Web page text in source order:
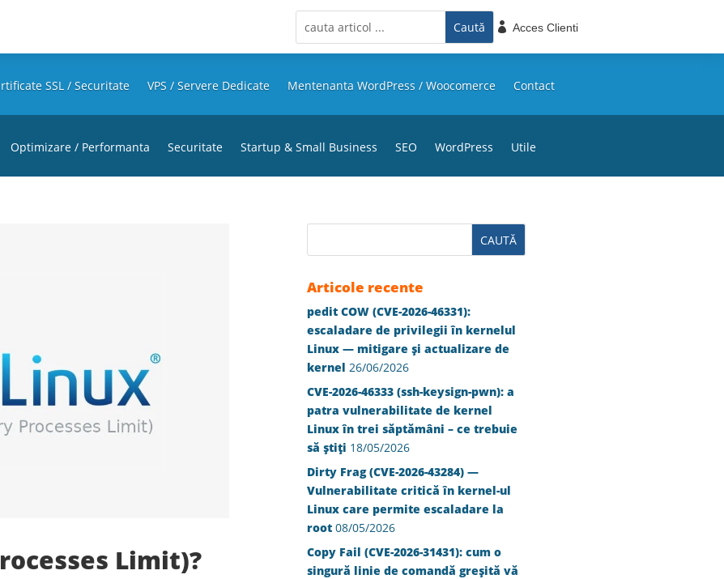
 Acces Clienti
SSL / Securitate VPS / Servere Dedicate Mentenanta WordPress / Woocomerce Contact
Optimizare / Performanta Securitate Startup & Small Business SEO WordPress Utile
Limit)?
Articole recente
pedit COW (CVE-2026-46331):
escaladare de privilegii în kernelul
Linux — mitigare și actualizare de
kernel 26/06/2026
CVE-2026-46333 (ssh-keysign-pwn): a
patra vulnerabilitate de kernel
Linux în trei săptămâni – ce trebuie
să știți 18/05/2026
Dirty Frag (CVE-2026-43284) —
Vulnerabilitate critică în kernel-ul
Linux care permite escaladare la
root 08/05/2026
Copy Fail (CVE-2026-31431): cum o
singură linie de comandă greșită vă